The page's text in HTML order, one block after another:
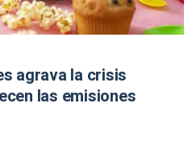
agrava la crisis
las emisiones